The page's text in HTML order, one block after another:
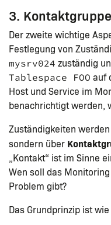
3.
Der zweite wichtige
Festlegung von
mysrv024 zuständig
Tablespace FOO auf
Host und Service im
benachrichtigt werden,
Zuständigkeiten
sondern über
„Kontakt“ ist im Sinne
Wen soll das
Problem gibt?
Das Grundprinzip ist